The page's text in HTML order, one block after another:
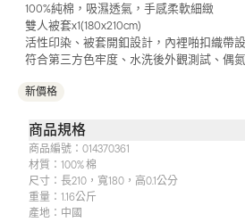
100%純棉，吸濕透氣，手感柔軟細緻
雙人被套x1(180x210cm)
活性印染、被套開釦設計，內裡啪扣織帶
符合第三方色牢度、水洗後外觀測試、偶
新價格
商品規格
商品編號： 014370361
材質： 100% 棉
尺寸： 長210，寬180，高0.1公分
重量： 1.16公斤
產地： 中國